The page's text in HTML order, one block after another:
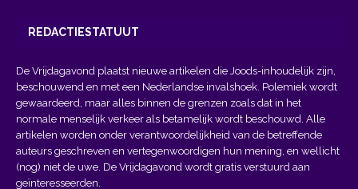
REDACTIESTATUUT
De Vrijdagavond plaatst nieuwe artikelen die Joods-inhoudelijk zijn,
beschouwend en met een Nederlandse invalshoek. Polemiek wordt
gewaardeerd, maar alles binnen de grenzen zoals dat in het
normale menselijk verkeer als betamelijk wordt beschouwd. Alle
artikelen worden onder verantwoordelijkheid van de betreffende
auteurs geschreven en vertegenwoordigen hun mening, en wellicht
(nog) niet de uwe. De Vrijdagavond wordt gratis verstuurd aan
geïnteresseerden.